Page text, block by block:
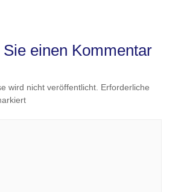
einen Kommentar
wird nicht veröffentlicht. Erforderliche